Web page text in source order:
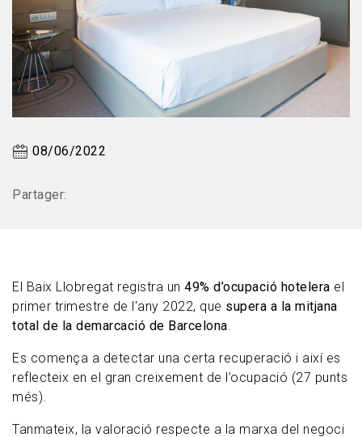
08/06/2022
Partager:
El Baix Llobregat registra un 49% d’ocupació hotelera el
primer trimestre de l'any 2022, que supera a la mitjana
total de la demarcació de Barcelona.
Es comença a detectar una certa recuperació i així es
reflecteix en el gran creixement de l’ocupació (27 punts
més).
Tanmateix, la valoració respecte a la marxa del negoci